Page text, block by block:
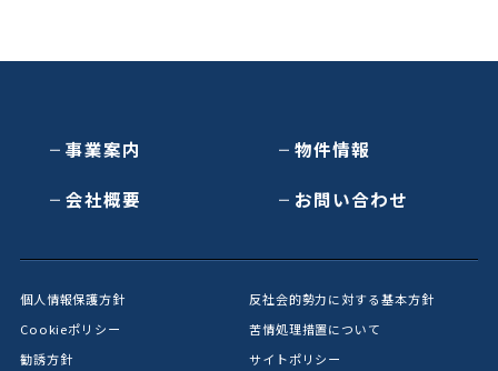
事業案内 物件情報
会社概要 お問い合わせ
個人情報保護方針
反社会的勢力に対する基本方針
Cookieポリシー
苦情処理措置について
勧誘方針
サイトポリシー